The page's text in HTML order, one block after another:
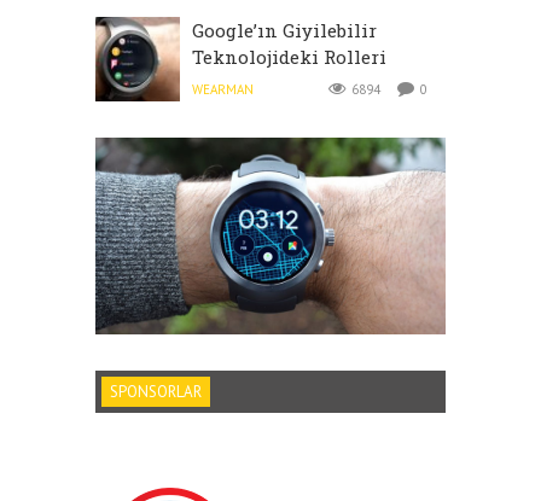
Google’ın Giyilebilir
Teknolojideki Rolleri
WEARMAN 6894 0
SPONSORLAR